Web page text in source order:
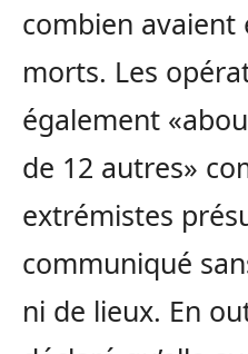
combien avaient
morts. Les
également
de 12 autres»
extrémistes
communiqué
ni de lieux. En